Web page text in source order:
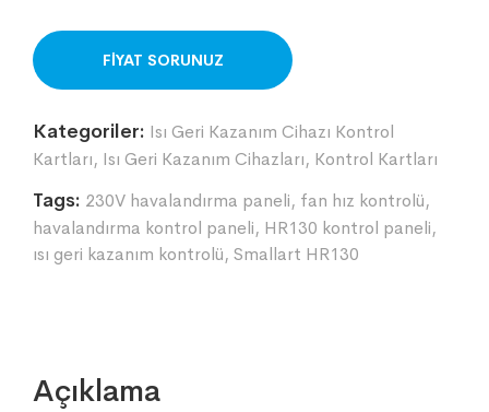
ORDER ON WHATSAPP
Kategoriler: Isı Geri Kazanım Cihazı Kontrol
Kartları, Isı Geri Kazanım Cihazları, Kontrol Kartları
Tags: 230V havalandırma paneli, fan hız kontrolü,
havalandırma kontrol paneli, HR130 kontrol paneli,
ısı geri kazanım kontrolü, Smallart HR130
Açıklama